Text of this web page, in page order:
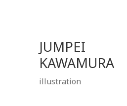
JUMPEI
KAWAMURA
illustration